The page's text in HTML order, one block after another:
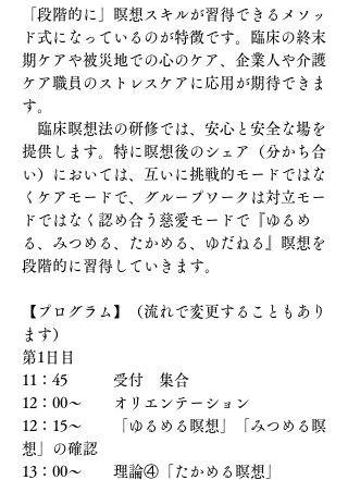
「段階的に」瞑想スキルが習得できるメソッ
ド式になっているのが特徴です。臨床の終末
期ケアや被災地での心のケア、企業人や介護
ケア職員のストレスケアに応用が期待できま
す。
臨床瞑想法の研修では、安心と安全な場を
提供します。特に瞑想後のシェア（分かち合
い）においては、互いに挑戦的モードではな
くケアモードで、グループワークは対立モー
ドではなく認め合う慈愛モードで『ゆるめ
る、みつめる、たかめる、ゆだねる』瞑想を
段階的に習得していきます。
【プログラム】（流れで変更することもあり
ます）
第1日目
11：45　　　受付　集合
12：00〜　　オリエンテーション
12：15〜　　「ゆるめる瞑想」「みつめる瞑
想」の確認
13：00～　　理論④「たかめる瞑想」